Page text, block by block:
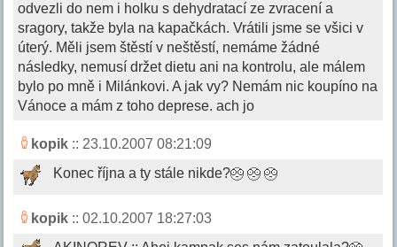
odvezli do nem i holku s dehydratací ze zvracení a
sragory, takže byla na kapačkách. Vrátili jsme se všici v
úterý. Měli jsem štěstí v neštěstí, nemáme žádné
následky, nemusí držet dietu ani na kontrolu, ale málem
bylo po mně i Milánkovi. A jak vy? Nemám nic koupíno na
Vánoce a mám z toho deprese. ach jo
kopik :: 23.10.2007 08:21:09
Konec října a ty stále nikde?
kopik :: 02.10.2007 18:27:03